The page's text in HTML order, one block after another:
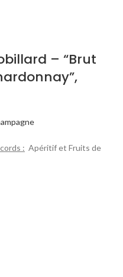
– “Brut
: Apéritif et Fruits de